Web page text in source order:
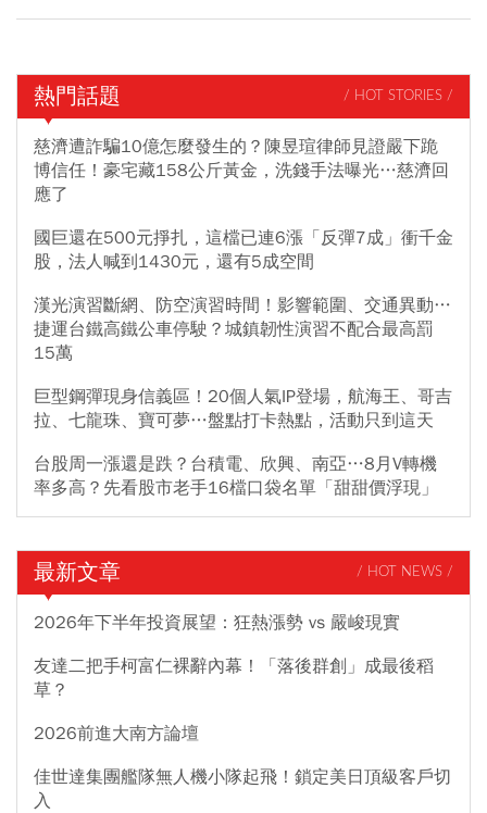
熱門話題 / HOT STORIES /
慈濟遭詐騙10億怎麼發生的？陳昱瑄律師見證嚴下跪
博信任！豪宅藏158公斤黃金，洗錢手法曝光…慈濟回
應了
國巨還在500元掙扎，這檔已連6漲「反彈7成」衝千金
股，法人喊到1430元，還有5成空間
漢光演習斷網、防空演習時間！影響範圍、交通異動…
捷運台鐵高鐵公車停駛？城鎮韌性演習不配合最高罰
15萬
巨型鋼彈現身信義區！20個人氣IP登場，航海王、哥吉
拉、七龍珠、寶可夢…盤點打卡熱點，活動只到這天
台股周一漲還是跌？台積電、欣興、南亞…8月V轉機
率多高？先看股市老手16檔口袋名單「甜甜價浮現」
最新文章 / HOT NEWS /
2026年下半年投資展望：狂熱漲勢 vs 嚴峻現實
友達二把手柯富仁裸辭內幕！「落後群創」成最後稻
草？
2026前進大南方論壇
佳世達集團艦隊無人機小隊起飛！鎖定美日頂級客戶切
入